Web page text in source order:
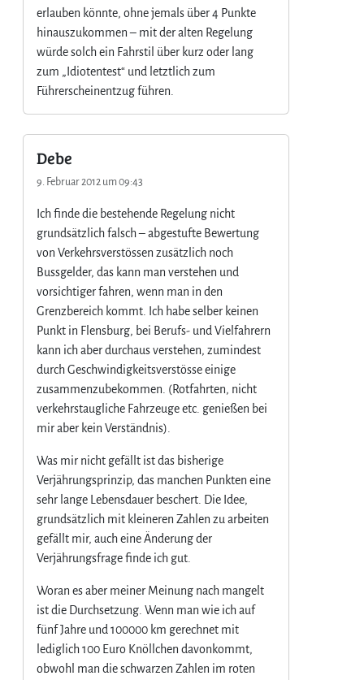
erlauben könnte, ohne jemals über 4 Punkte
hinauszukommen – mit der alten Regelung
würde solch ein Fahrstil über kurz oder lang
zum „Idiotentest“ und letztlich zum
Führerscheinentzug führen.
Debe
9. Februar 2012 um 09:43
Ich finde die bestehende Regelung nicht
grundsätzlich falsch – abgestufte Bewertung
von Verkehrsverstössen zusätzlich noch
Bussgelder, das kann man verstehen und
vorsichtiger fahren, wenn man in den
Grenzbereich kommt. Ich habe selber keinen
Punkt in Flensburg, bei Berufs- und Vielfahrern
kann ich aber durchaus verstehen, zumindest
durch Geschwindigkeitsverstösse einige
zusammenzubekommen. (Rotfahrten, nicht
verkehrstaugliche Fahrzeuge etc. genießen bei
mir aber kein Verständnis).
Was mir nicht gefällt ist das bisherige
Verjährungsprinzip, das manchen Punkten eine
sehr lange Lebensdauer beschert. Die Idee,
grundsätzlich mit kleineren Zahlen zu arbeiten
gefällt mir, auch eine Änderung der
Verjährungsfrage finde ich gut.
Woran es aber meiner Meinung nach mangelt
ist die Durchsetzung. Wenn man wie ich auf
fünf Jahre und 100000 km gerechnet mit
lediglich 100 Euro Knöllchen davonkommt,
obwohl man die schwarzen Zahlen im roten